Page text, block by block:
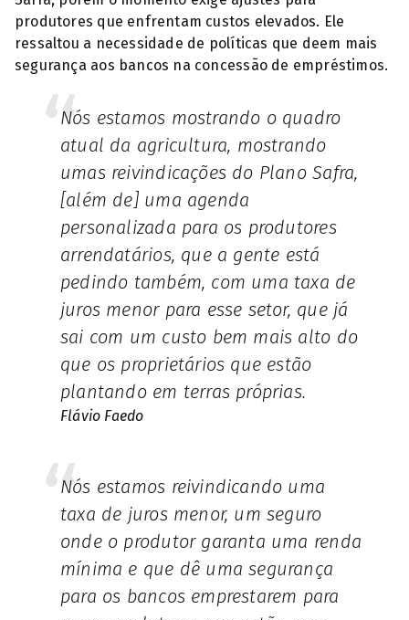
produtores que enfrentam custos elevados. Ele
ressaltou a necessidade de políticas que deem mais
segurança aos bancos na concessão de empréstimos.
Nós estamos mostrando o quadro
atual da agricultura, mostrando
umas reivindicações do Plano Safra,
[além de] uma agenda
personalizada para os produtores
arrendatários, que a gente está
pedindo também, com uma taxa de
juros menor para esse setor, que já
sai com um custo bem mais alto do
que os proprietários que estão
plantando em terras próprias.
Flávio Faedo
Nós estamos reivindicando uma
taxa de juros menor, um seguro
onde o produtor garanta uma renda
mínima e que dê uma segurança
para os bancos emprestarem para